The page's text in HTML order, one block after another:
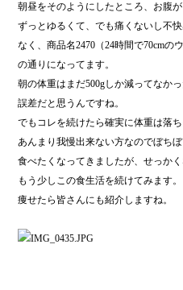
朝昼をそのようにしたところ、お腹が
ずっとゆるくて、でも痛くないし不快
なく、商品名2470（24時間で70cmの
の通りになってます。
朝の体重はまだ500gしか減ってなか
誤差だと思うんですね。
でもコレを続けたら確実に体重は落ち
あんまり我慢出来ない方なのでぼち
食べたくなってきましたが、せっか
もう少しこの食生活を続けてみます。
痩せたら皆さんにも紹介しますね。